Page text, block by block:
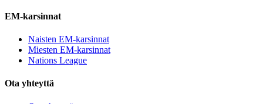
EM-karsinnat
Naisten EM-karsinnat
Miesten EM-karsinnat
Nations League
Ota yhteyttä